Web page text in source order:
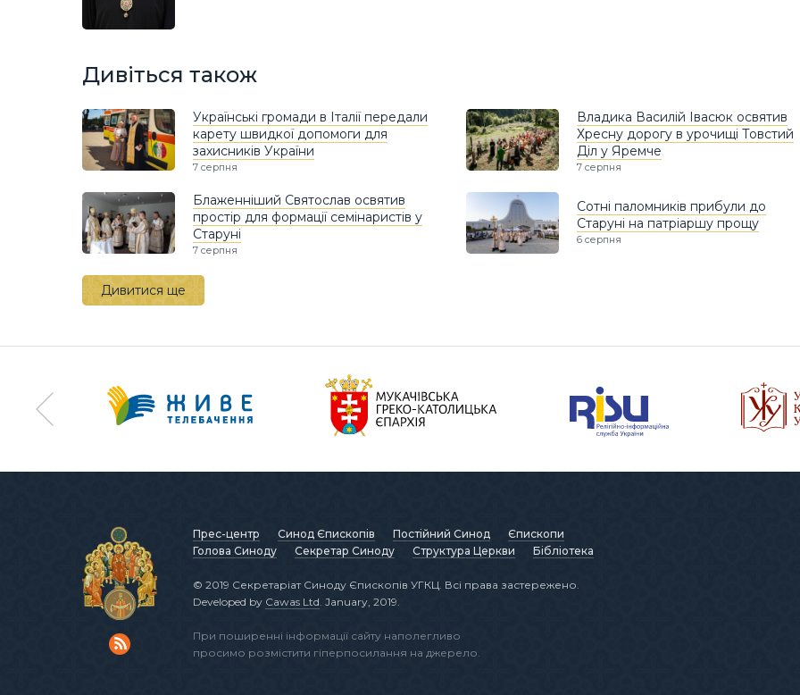
Дивіться також
Українські громади в Італії передали
карету швидкої допомоги для
захисників України
7 серпня
Владика Василій Івасюк освятив
Хресну дорогу в урочищі Товстий
Діл у Яремче
7 серпня
Блаженніший Святослав освятив
простір для формації семінаристів у
Старуні
7 серпня
Сотні паломників прибули до
Старуні на патріаршу прощу
6 серпня
Дивитися ще
Прес-центр Синод Єпископів Постійний Синод
Єпископи
Голова Синоду
Секретар Синоду Структура Церкви Бібліотека
© 2019 Секретаріат Синоду Єпископів УГКЦ. Всі права застережено.
Developed by Cawas Ltd . January, 2019.
При поширенні інформації сайту наполегливо
просимо розмістити гіперпосилання на джерело.